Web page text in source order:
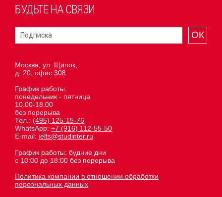
БУДЬТЕ НА СВЯЗИ
ОК
Москва, ул. Щипок,
д. 20, офис 308
График работы:
понедельник - пятница
10.00-18.00
без перерыва
Тел.: (495) 125-15-76
WhatsApp: +7 (916) 112-55-50
E-mail: ielts@studinter.ru
График работы: будние дни
с 10:00 до 18:00 без перерыва
Политика компании в отношении обработки
персональных данных